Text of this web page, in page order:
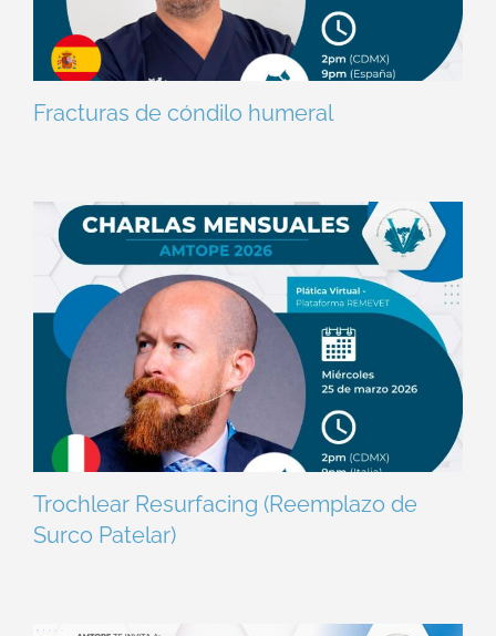
Fracturas de cóndilo humeral
Trochlear Resurfacing (Reemplazo de
Surco Patelar)